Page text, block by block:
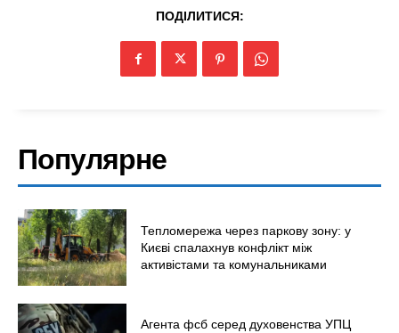
Війна
ПОДІЛИТИСЯ:
Популярне
Тепломережа через паркову зону: у
Києві спалахнув конфлікт між
активістами та комунальниками
Агента фсб серед духовенства УПЦ